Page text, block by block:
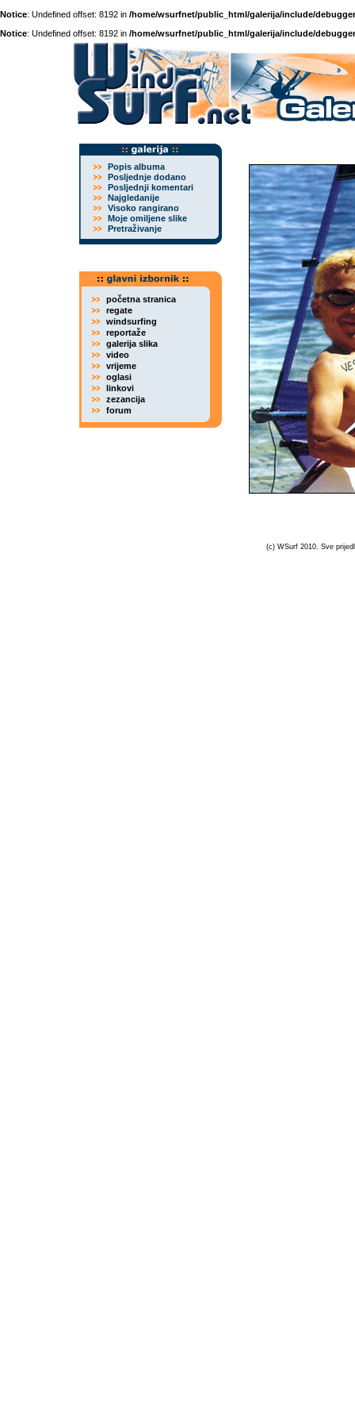
Notice: Undefined offset: 8192 in /home/wsurfnet/public_html/galerija/include/
Notice: Undefined offset: 8192 in /home/wsurfnet/public_html/galerija/include/
Popis albuma
Posljednje dodano
Posljednji komentari
Najgledanije
Visoko rangirano
Moje omiljene slike
Pretraživanje
početna stranica
regate
windsurfing
reportaže
galerija slika
video
vrijeme
oglasi
linkovi
zezancija
forum
(c) WSurf 2010. Sve